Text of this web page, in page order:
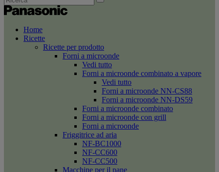
Home
Ricette
Ricette per prodotto
Forni a microonde
Vedi tutto
Forni a microonde combinato a vapore
Vedi tutto
Forni a microonde NN-CS88
Forni a microonde NN-DS59
Forni a microonde combinato
Forni a microonde con grill
Forni a microonde
Friggitrice ad aria
NF-BC1000
NF-CC600
NF-CC500
Macchine per il pane